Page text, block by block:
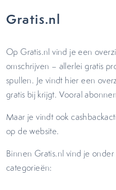
Gratis.nl
Op Gratis.nl vind je een
omschrijven – allerlei gratis
spullen. Je vindt hier een
gratis bij krijgt. Vooral
Maar je vindt ook
op de website.
Binnen Gratis.nl vind je
categorieën: